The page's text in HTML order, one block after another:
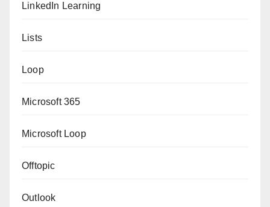
LinkedIn Learning
Lists
Loop
Microsoft 365
Microsoft Loop
Offtopic
Outlook